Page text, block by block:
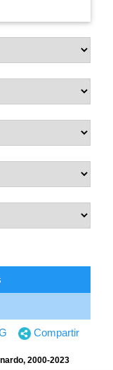
Compartir
2000-2023